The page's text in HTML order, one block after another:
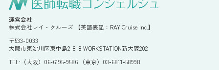
運営会社
株式会社レイ・クルーズ 【英語表記：RAY Cruise Inc.】
〒533-0033
大阪市東淀川区東中島2-8-8 WORKSTATION新大阪202
TEL:（大阪）06-6195-9586 （東京）03-6811-58998